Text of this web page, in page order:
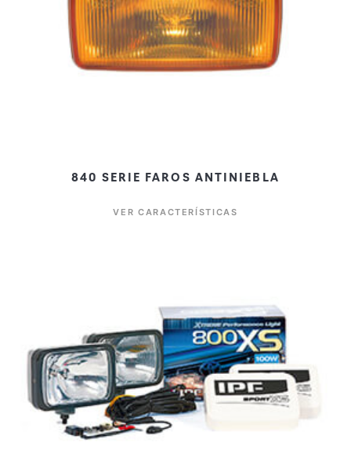
840 SERIE FAROS ANTINIEBLA
VER CARACTERÍSTICAS